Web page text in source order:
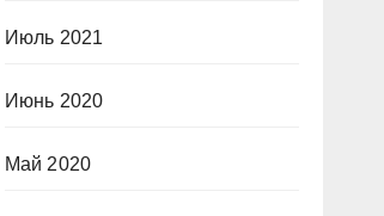
Июль 2021
Июнь 2020
Май 2020